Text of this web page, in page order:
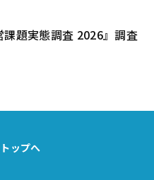
題実態調査 2026』調査
ップへ